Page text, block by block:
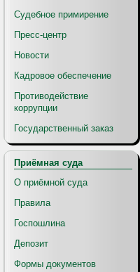
Судебное примирение
Пресс-центр
Новости
Кадровое обеспечение
Противодействие
коррупции
Государственный заказ
Приёмная суда
О приёмной суда
Правила
Госпошлина
Депозит
Формы документов